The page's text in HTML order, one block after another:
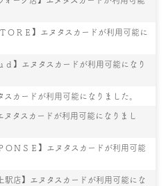
ＯＲＥ】エヌタスカードが利用可能に
】エヌタスカードが利用可能になり
スカードが利用可能になりました。
ヌタスカードが利用可能になりまし
ＯＮＳＥ】エヌタスカードが利用可能
駅店】エヌタスカードが利用可能にな